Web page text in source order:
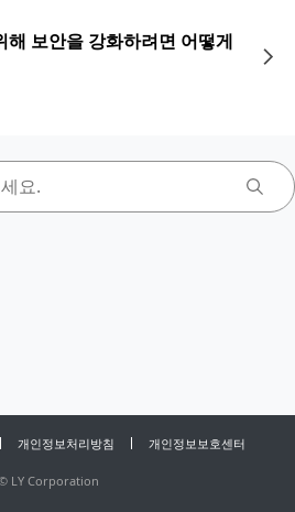
보안을 강화하려면 어떻게
개인정보처리방침 개인정보보호센터
LY Corporation